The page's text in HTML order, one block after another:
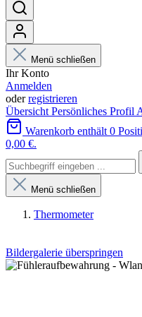
Menü schließen
Ihr Konto
Anmelden
oderregistrieren
Übersicht Persönliches Profil
Warenkorb enthält 0
0,00 €.
Menü schließen
Thermometer
Bildergalerie überspringen